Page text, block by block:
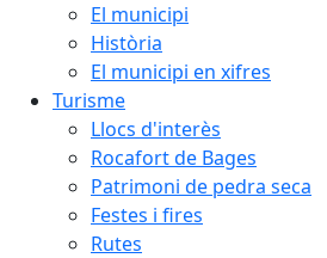
El municipi
Història
El municipi en xifres
Turisme
Llocs d'interès
Rocafort de Bages
Patrimoni de pedra seca
Festes i fires
Rutes